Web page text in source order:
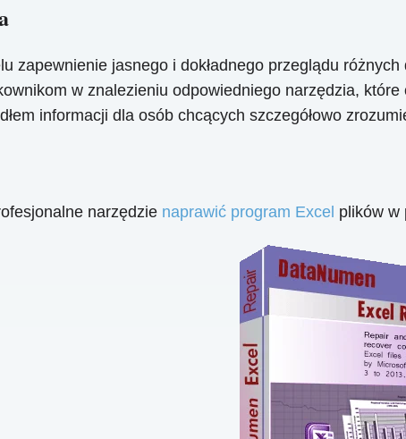
zapewnienie jasnego i dokładnego przeglądu
w znalezieniu odpowiedniego narzędzia,
informacji dla osób chcących szczegółowo
narzędzie naprawić program Excel plików w